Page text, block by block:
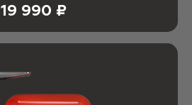
19 990 ₽